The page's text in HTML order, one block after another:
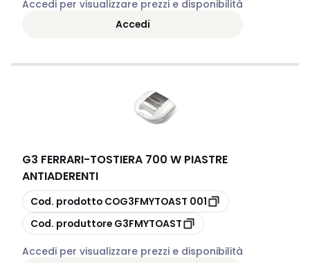
Accedi per visualizzare prezzi e disponibilità
Accedi
G3 FERRARI-TOSTIERA 700 W PIASTRE
ANTIADERENTI
copia
Cod. prodotto
COG3FMYTOAST 001
copia
Cod. produttore G3FMYTOAST
Accedi per visualizzare prezzi e disponibilità